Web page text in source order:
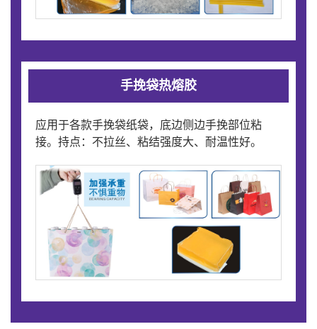
手挽袋热熔胶
应用于各款手挽袋纸袋，底边侧边手挽部位粘
接。持点：不拉丝、粘结强度大、耐温性好。